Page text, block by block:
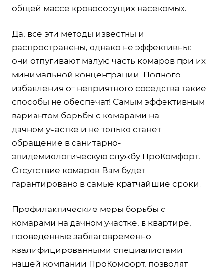
общей массе кровососущих насекомых.
Да, все эти методы известны и
распространены, однако не эффективны:
они отпугивают малую часть комаров при их
минимальной концентрации. Полного
избавления от неприятного соседства такие
способы не обеспечат! Самым эффективным
вариантом борьбы с комарами на
дачном участке и не только станет
обращение в санитарно-
эпидемиологическую службу ПроКомфорт.
Отсутствие комаров Вам будет
гарантировано в самые кратчайшие сроки!
Профилактические меры борьбы с
комарами на дачном участке, в квартире,
проведенные заблаговременно
квалифицированными специалистами
нашей компании ПроКомфорт, позволят